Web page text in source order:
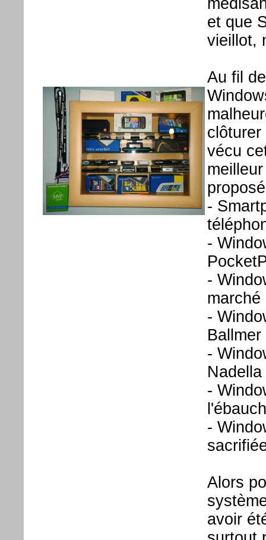
et que
vieillot,
Au fil
vécu
-
-
-
marché
-
Ballmer
-
-
-
Alors
avoir